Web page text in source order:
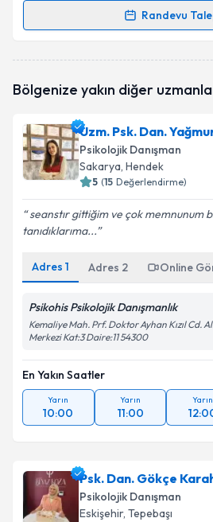
Randevu
Randevu Takvimi Talebi
oluşturun. Size bu uzmandan
E-posta Adresiniz
Kişisel verilerimin
Metni
Takvim
Bölgenize yakın diğer
Uzm. Psk. Dan.
Psikolojik Danışman
Sakarya, Hendek
5 (15 Değerlendirme)
seanstır gittiğim ve çok memnunum
tanıdıklarıma...
Adres 1 Adres 2 Online
Psikohis Psikolojik Danışmanlık
Kemaliye Mah. Prf. Doktor Ayhan Kızıl Cd.
Merkezi Kat:3 Daire:11 54300
En Yakın Saatler
Yarın
10:00
Yarın
11:00
Yarın
Psk. Dan. Gökçe
Psikolojik Danışman
Eskişehir, Tepebaşı